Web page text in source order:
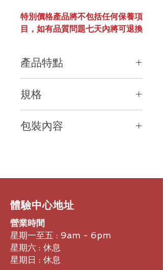
特別價格產品將不包括任何保養項
目，如有品質問題七天內將可退換
產品特點
風
選。這款揚聲器配備四個定向麥克風，
Calisto 7200 專為 4 至 6 人會議室
設計，確保通話方均能聽到清晰的音
質。 360˚ 覆蓋整個房間並帶有回音消
除功能，確保無干擾協作。
只要您準備就緒，它便能隨時開始
簡單易用的 Calisto 7200 讓您有更多
規格
接到移動設備
麥克風拾音：10英尺（3米）
專用語音控制按鈕：無
揚聲器頻率響應：200 Hz至14
kHz
重量：13.3盎司/ 372克
通話時間：長達6.5小時
待機時間：最多1週
充電時間：3-6小時，取決於方法
包裝內容
攜帶行李
安全手冊
快速入門指南
保修卡
​體驗中心地址
營業時間
星期一至五 : 9am - 6pm
星期六 : 休息
星期日 : 休息